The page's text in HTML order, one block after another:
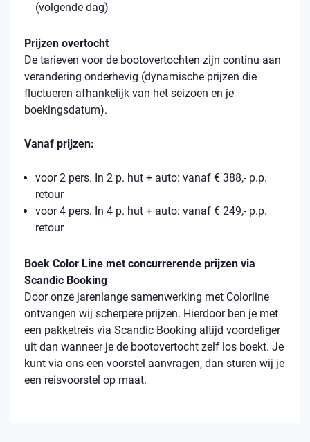
(volgende dag)
Prijzen overtocht
De tarieven voor de bootovertochten zijn continu aan
verandering onderhevig (dynamische prijzen die
fluctueren afhankelijk van het seizoen en je
boekingsdatum).
Vanaf prijzen:
voor 2 pers. In 2 p. hut + auto: vanaf € 388,- p.p.
retour
voor 4 pers. In 4 p. hut + auto: vanaf € 249,- p.p.
retour
Boek Color Line met concurrerende prijzen via
Scandic Booking
Door onze jarenlange samenwerking met Colorline
ontvangen wij scherpere prijzen. Hierdoor ben je met
een pakketreis via Scandic Booking altijd voordeliger
uit dan wanneer je de bootovertocht zelf los boekt. Je
kunt via ons een voorstel aanvragen, dan sturen wij je
een reisvoorstel op maat.